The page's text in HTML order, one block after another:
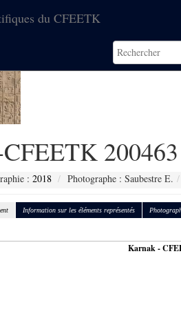
du CFEETK
200463
: 2018 Photographe : Saubestre E.
Information sur les éléments représentés